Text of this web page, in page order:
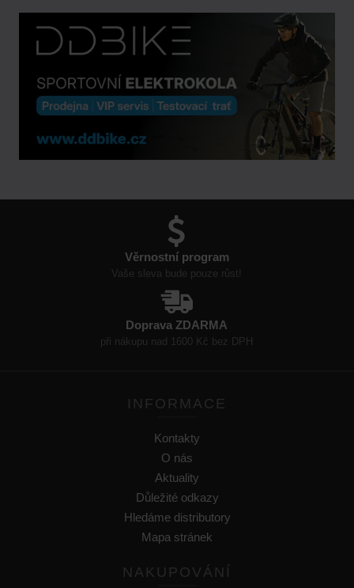
Věrnostní program
Vaše sleva bude pouze růst!
Doprava ZDARMA
při nákupu nad 1600 Kč bez DPH
INFORMACE
Kontakty
O nás
Aktuality
Důležité odkazy
Hledáme distributory
Mapa stránek
NAKUPOVÁNÍ